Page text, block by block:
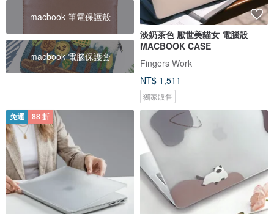
macbook 筆電保護殼
macbook 電腦保護套
淡奶茶色 厭世美貓女 電腦殼
MACBOOK CASE
Fingers Work
NT$ 1,511
獨家販售
免運 88 折